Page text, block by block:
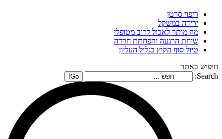
ריפוי סרטן
ירידה במשקל
מה מותר לאכול לרוב מטופלי
שיחת הרגעה והפחתת חרדה
טיול סוף הקיץ בגליל העליון
חיפוש באתר
Search: